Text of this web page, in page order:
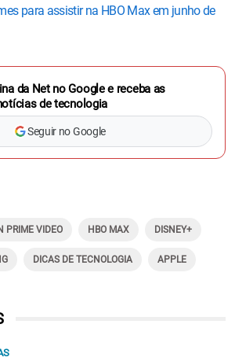
para assistir na HBO Max em junho de
da Net no Google e receba as
de tecnologia
Seguir no Google
PRIME VIDEO HBO MAX DISNEY+
DICAS DE TECNOLOGIA APPLE